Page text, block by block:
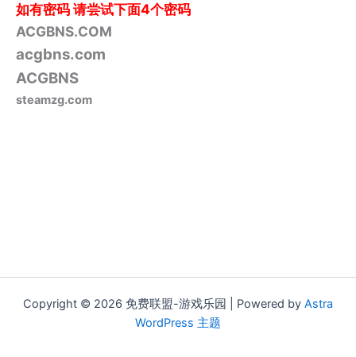
如有密码请尝试下面4个密码
ACGBNS.COM
acgbns.com
ACGBNS
steamzg.com
Copyright © 2026 免费联盟-游戏乐园 | Powered by Astra
WordPress 主题